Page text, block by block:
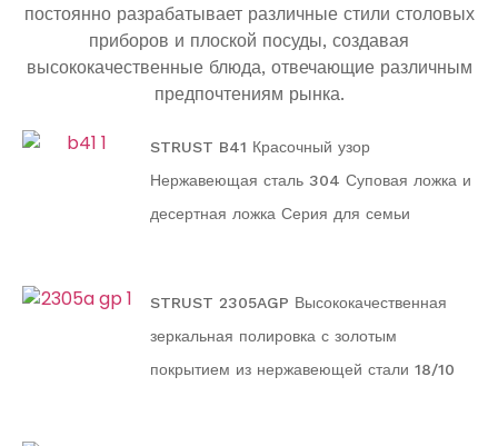
постоянно разрабатывает различные стили столовых
приборов и плоской посуды, создавая
высококачественные блюда, отвечающие различным
предпочтениям рынка.
STRUST B41 Красочный узор
Нержавеющая сталь 304 Суповая ложка и
десертная ложка Серия для семьи
STRUST 2305AGP Высококачественная
зеркальная полировка с золотым
покрытием из нержавеющей стали 18/10